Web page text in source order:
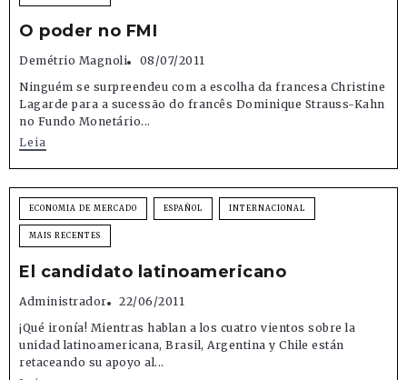
O poder no FMI
Demétrio Magnoli
08/07/2011
Ninguém se surpreendeu com a escolha da francesa Christine
Lagarde para a sucessão do francês Dominique Strauss-Kahn
no Fundo Monetário...
Leia
ECONOMIA DE MERCADO ESPAÑOL INTERNACIONAL
MAIS RECENTES
El candidato latinoamericano
Administrador
22/06/2011
¡Qué ironía! Mientras hablan a los cuatro vientos sobre la
unidad latinoamericana, Brasil, Argentina y Chile están
retaceando su apoyo al...